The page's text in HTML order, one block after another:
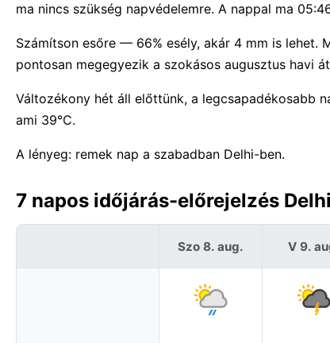
ma nincs szükség napvédelemre. A nappal ma
Számítson esőre — 66% esély, akár 4 mm is lehet.
pontosan megegyezik a szokásos augusztus havi
Változékony hét áll előttünk, a legcsapadékosabb
ami 39°C.
A lényeg: remek nap a szabadban Delhi-ben.
7 napos időjárás-előrejelzés
Szo 8. aug. V 9.